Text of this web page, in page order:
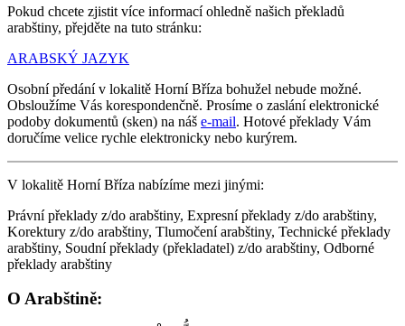
Pokud chcete zjistit více informací ohledně našich překladů
arabštiny, přejděte na tuto stránku:
ARABSKÝ JAZYK
Osobní předání v lokalitě Horní Bříza bohužel nebude možné.
Obsloužíme Vás korespondenčně. Prosíme o zaslání elektronické
podoby dokumentů (sken) na náš e-mail. Hotové překlady Vám
doručíme velice rychle elektronicky nebo kurýrem.
V lokalitě Horní Bříza nabízíme mezi jinými:
Právní překlady z/do arabštiny, Expresní překlady z/do arabštiny,
Korektury z/do arabštiny, Tlumočení arabštiny, Technické překlady
arabštiny, Soudní překlady (překladatel) z/do arabštiny, Odborné
překlady arabštiny
O Arabštině: